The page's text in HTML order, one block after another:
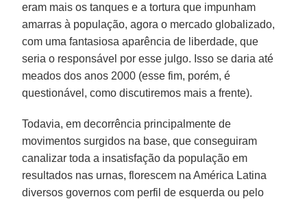
eram mais os tanques e a tortura que impunham
amarras à população, agora o mercado globalizado,
com uma fantasiosa aparência de liberdade, que
seria o responsável por esse julgo. Isso se daria até
meados dos anos 2000 (esse fim, porém, é
questionável, como discutiremos mais a frente).
Todavia, em decorrência principalmente de
movimentos surgidos na base, que conseguiram
canalizar toda a insatisfação da população em
resultados nas urnas, florescem na América Latina
diversos governos com perfil de esquerda ou pelo